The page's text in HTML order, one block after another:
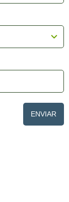
ENVIAR